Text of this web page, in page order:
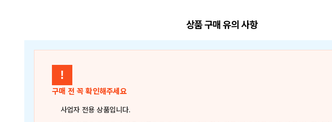
상품 구매 유의 사항
!
구매 전 꼭 확인해주세요
사업자 전용 상품입니다.